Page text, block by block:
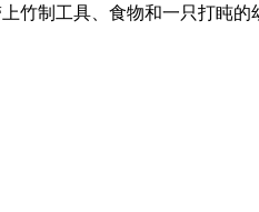
竹制工具、食物和一只打盹